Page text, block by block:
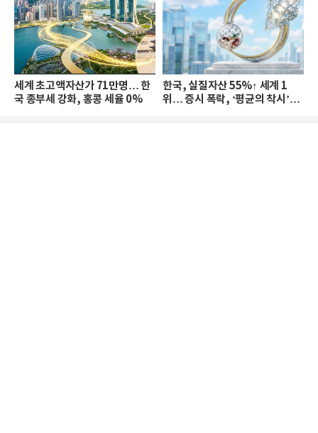
세계 초고액자산가 71만명… 한
국 종부세 강화, 홍콩 세율 0%
한국, 실질자산 55%↑ 세계 1
위… 증시 폭락, ‘평균의 착시’와